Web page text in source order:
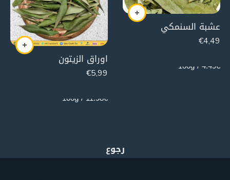
عشبة السنمكي
€4,49
4.49€ / 100g
اوراق الزيتون
€5,99
11.98€ / 100g